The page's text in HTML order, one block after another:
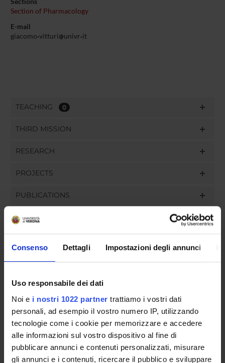
Consenso Dettagli Impostazioni degli annunci
Uso responsabile dei dati
Noi e i nostri 1022 partner trattiamo i vostri dati
personali, ad esempio il vostro numero IP, utilizzando
tecnologie come i cookie per memorizzare e accedere
alle informazioni sul vostro dispositivo al fine di
pubblicare annunci e contenuti personalizzati, misurare
gli annunci e i contenuti, ricercare il pubblico e sviluppare
Section of Pharmacology
E-mail
giacomo vitturi univr it
TEACHING 0
THIRD MISSION
RESEARCH
PROJECTS
PUBLICATIONS
ASSIGNMENTS
COMMITTEES
DEPARTMENT ADMINISTRATION OFFICES
STUDENT ADMINISTRATION OFFICES